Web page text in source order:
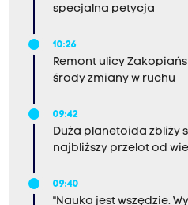
specjalna petycja
10:26
Remont ulicy
środy zmiany w ruchu
09:42
Duża planetoida zbliży
najbliższy przelot od
09:40
"Nauka jest wszędzie.